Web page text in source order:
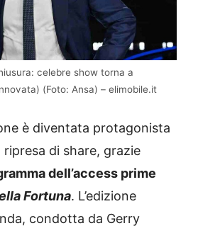
celebre show torna a
(Foto: Ansa) – elimobile.it
è diventata protagonista
ripresa di share, grazie
dell’access prime
Fortuna. L’edizione
condotta da Gerry